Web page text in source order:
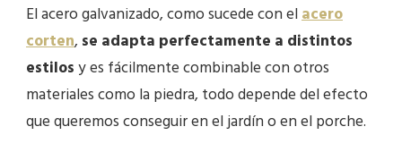
El acero galvanizado, como sucede con elacero
corten, se adapta perfectamente a distintos
estilosy es fácilmente combinable con otros
materiales como la piedra, todo depende del efecto
que queremos conseguir en el jardín o en el porche.